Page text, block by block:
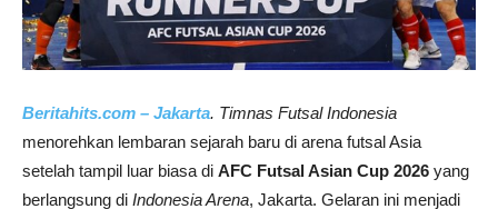
Beritahits.com – Jakarta. Timnas Futsal Indonesia
menorehkan lembaran sejarah baru di arena futsal Asia
setelah tampil luar biasa di AFC Futsal Asian Cup 2026 yang
berlangsung di Indonesia Arena, Jakarta. Gelaran ini menjadi